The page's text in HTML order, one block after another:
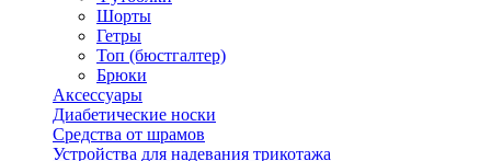
Шорты
Гетры
Топ (бюстгалтер)
Брюки
Аксессуары
Диабетические носки
Средства от шрамов
Устройства для надевания трикотажа